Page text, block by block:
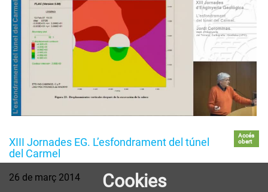
XIII Jornades EG. L’esfondrament del túnel
del Carmel
Accés
obert
26 de març 2014 Cookies